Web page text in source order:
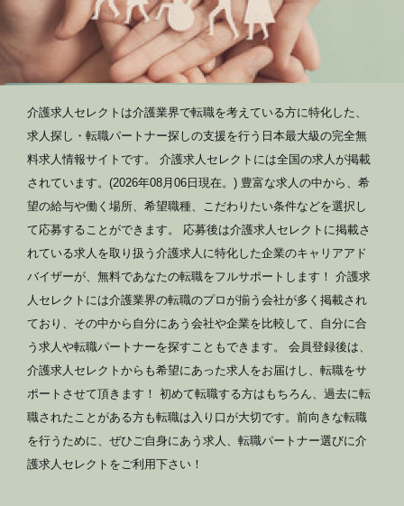
介護求人セレクトは介護業界で転職を考えている方に特化した、
求人探し・転職パートナー探しの支援を行う日本最大級の完全無
料求人情報サイトです。 介護求人セレクトには全国の求人が掲載
されています。(2026年08月06日現在。) 豊富な求人の中から、希
望の給与や働く場所、希望職種、こだわりたい条件などを選択し
て応募することができます。 応募後は介護求人セレクトに掲載さ
れている求人を取り扱う介護求人に特化した企業のキャリアアド
バイザーが、無料であなたの転職をフルサポートします！ 介護求
人セレクトには介護業界の転職のプロが揃う会社が多く掲載され
ており、その中から自分にあう会社や企業を比較して、自分に合
う求人や転職パートナーを探すこともできます。 会員登録後は、
介護求人セレクトからも希望にあった求人をお届けし、転職をサ
ポートさせて頂きます！ 初めて転職する方はもちろん、過去に転
職されたことがある方も転職は入り口が大切です。前向きな転職
を行うために、ぜひご自身にあう求人、転職パートナー選びに介
護求人セレクトをご利用下さい！